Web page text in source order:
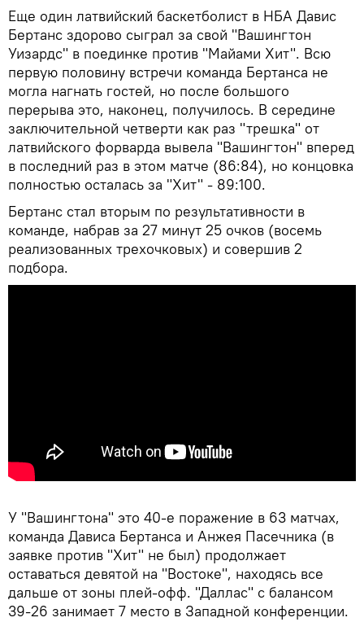
Еще один латвийский баскетболист в НБА Давис
Бертанс здорово сыграл за свой "Вашингтон
Уизардс" в поединке против "Майами Хит". Всю
первую половину встречи команда Бертанса не
могла нагнать гостей, но после большого
перерыва это, наконец, получилось. В середине
заключительной четверти как раз "трешка" от
латвийского форварда вывела "Вашингтон" вперед
в последний раз в этом матче (86:84), но концовка
полностью осталась за "Хит" - 89:100.
Бертанс стал вторым по результативности в
команде, набрав за 27 минут 25 очков (восемь
реализованных трехочковых) и совершив 2
подбора.
У "Вашингтона" это 40-е поражение в 63 матчах,
команда Дависа Бертанса и Анжея Пасечника (в
заявке против "Хит" не был) продолжает
оставаться девятой на "Востоке", находясь все
дальше от зоны плей-офф. "Даллас" с балансом
39-26 занимает 7 место в Западной конференции.